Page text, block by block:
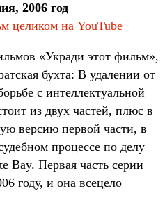
2006 год
целиком на YouTube
«Укради этот фильм»,
бухта: В удалении от
с интеллектуальной
из двух частей, плюс в
версию первой части, в
процессе по делу
Bay. Первая часть серии
году, и она всецело